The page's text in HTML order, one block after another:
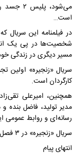
است…
شخصیت‌ها در پی یک
مسیر دیگری در زندگی
سریال «زنجیره» اولین
کارگردان است.
همچنین، امیرعلی
مدیر تولید، فاضل بنده
رسانه‌ای و روابط عمومی
سریال «زنجیره» در ۳ فصل ۱۵ قسمتی برای نمایش آماده خواهد شد.
انتهای پیام